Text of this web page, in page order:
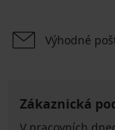
Výhodné
Zákaznická